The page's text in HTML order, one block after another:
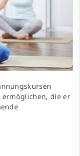
ermöglichen, die er